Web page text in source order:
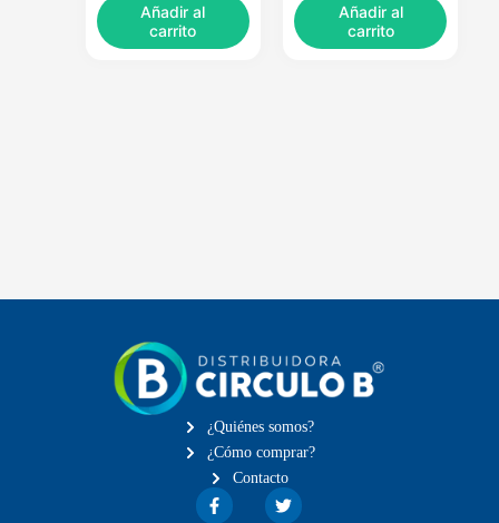
Añadir al
carrito
Añadir al
carrito
¿Quiénes somos?
¿Cómo comprar?
Contacto